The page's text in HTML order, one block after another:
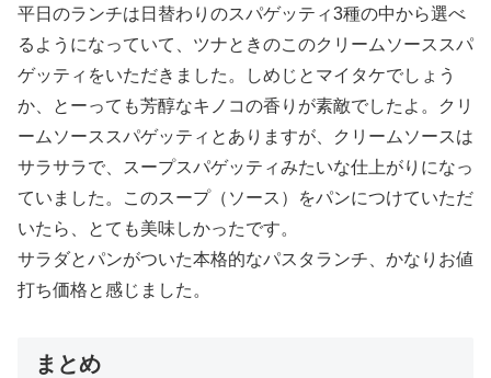
平日のランチは日替わりのスパゲッティ3種の中から選べ
るようになっていて、ツナときのこのクリームソーススパ
ゲッティをいただきました。しめじとマイタケでしょう
か、とーっても芳醇なキノコの香りが素敵でしたよ。クリ
ームソーススパゲッティとありますが、クリームソースは
サラサラで、スープスパゲッティみたいな仕上がりになっ
ていました。このスープ（ソース）をパンにつけていただ
いたら、とても美味しかったです。
サラダとパンがついた本格的なパスタランチ、かなりお値
打ち価格と感じました。
まとめ